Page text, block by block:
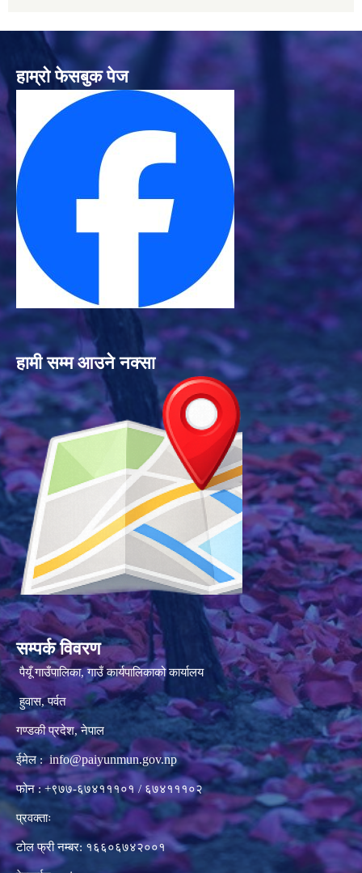
हाम्रो फेसबुक पेज
हामी सम्म आउने नक्सा
सम्पर्क विवरण
पैयूँ गाउँपालिका, गाउँ कार्यपालिकाको कार्यालय
हुवास, पर्वत
गण्डकी प्रदेश, नेपाल
ईमेल : info@paiyunmun.gov.np
फोन : +९७७-६७४१११०१ / ६७४१११०२
प्रवक्ताः
टोल फ्री नम्बर: १६६०६७४२००१